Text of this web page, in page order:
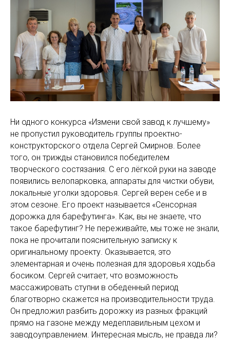
Ни одного конкурса «Измени свой завод к лучшему»
не пропустил руководитель группы проектно-
конструкторского отдела Сергей Смирнов. Более
того, он трижды становился победителем
творческого состязания. С его лёгкой руки на заводе
появились велопарковка, аппараты для чистки обуви,
локальные уголки здоровья. Сергей верен себе и в
этом сезоне. Его проект называется «Сенсорная
дорожка для барефутинга». Как, вы не знаете, что
такое барефутинг? Не переживайте, мы тоже не знали,
пока не прочитали пояснительную записку к
оригинальному проекту. Оказывается, это
элементарная и очень полезная для здоровья ходьба
босиком. Сергей считает, что возможность
массажировать ступни в обеденный период
благотворно скажется на производительности труда.
Он предложил разбить дорожку из разных фракций
прямо на газоне между медеплавильным цехом и
заводоуправлением. Интересная мысль, не правда ли?